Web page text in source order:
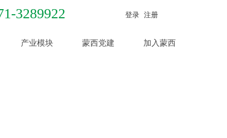
产业模块 蒙西党建 加入蒙西
3289922 登录 注册